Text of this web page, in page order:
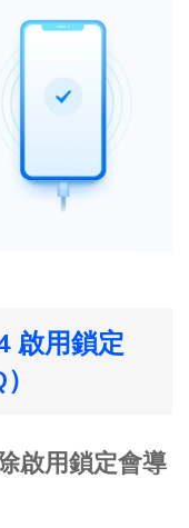
啟用鎖定
啟用鎖定會導